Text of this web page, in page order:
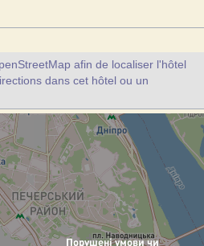
afin de localiser l'hôtel
dans cet hôtel ou un